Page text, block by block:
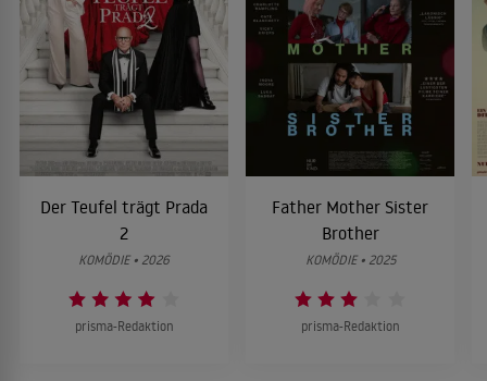
Der Teufel trägt Prada
2
KOMÖDIE • 2026
prisma-Redaktion
Father Mother Sister
Brother
KOMÖDIE • 2025
prisma-Redaktion